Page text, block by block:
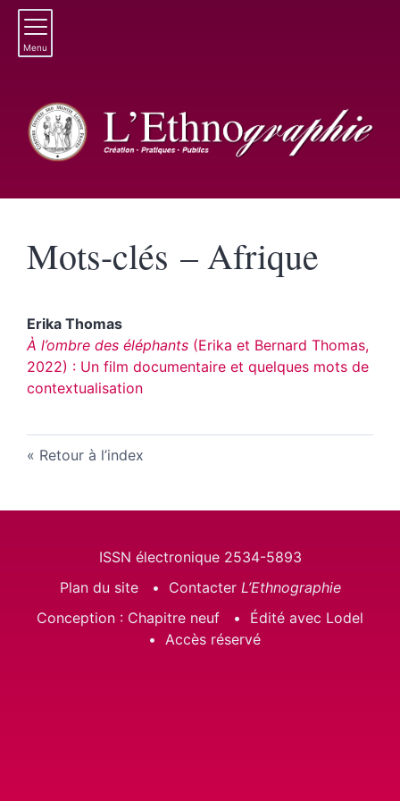
Menu
Mots-clés – Afrique
Erika Thomas
À l’ombre des éléphants (Erika et Bernard Thomas,
2022) : Un film documentaire et quelques mots de
contextualisation
Retour à l’index
ISSN électronique 2534-5893
Plan du site
Contacter L’Ethnographie
Conception : Chapitre neuf
Édité avec Lodel
Accès réservé